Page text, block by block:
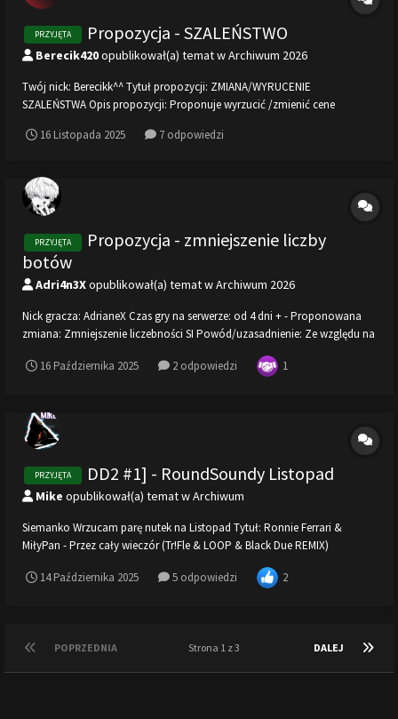
PRZYJĘTA Propozycja - SZALEŃSTWO
Berecik420opublikował(a) temat w Archiwum 2026
Twój nick: Berecikk^^ Tytuł propozycji: ZMIANA/WYRUCENIE
SZALEŃSTWA Opis propozycji: Proponuje wyrzucić /zmienić cene
wszystkim czyli nieskończone ammo brak rozrzutu celownik i bazooka.
16 Listopada 2025 7 odpowiedzi
PRZYJĘTA
Propozycja - zmniejszenie liczby
botów
Adri4n3X opublikował(a) temat w Archiwum 2026
Nick gracza: AdrianeX Czas gry na serwerze: od 4 dni + - Proponowana
zmiana: Zmniejszenie liczebności SI Powód/uzasadnienie: Ze względu na
np przy ciasnych przejściach między graczami, i łapią głupawkę. Ani w j...
16 Października 2025 2 odpowiedzi 1
PRZYJĘTA DD2 #1] - RoundSoundy Listopad
Mike opublikował(a) temat w Archiwum
Siemanko Wrzucam parę nutek na Listopad Tytuł: Ronnie Ferrari &
MiłyPan - Przez cały wieczór (Tr!Fle & LOOP & Black Due REMIX)
v=t6wxPg8VqeA&list=RDt6wxPg8VqeA&start_radio=1 Zakres czasowy:
14 Października 2025 5 odpowiedzi 2
POPRZEDNIA DALEJ
Strona 1 z 3